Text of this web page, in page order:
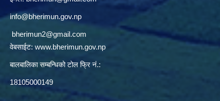
info@bherimun.gov.np
bherimun2@gmail.com
वेबसाईट: www.bherimun.gov.np
बालबालिका सम्बन्धिको टोल फ्रि नं.:
18105000149